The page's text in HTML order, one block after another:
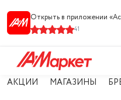
Открыть в приложении
41
АКЦИИ МАГАЗИНЫ